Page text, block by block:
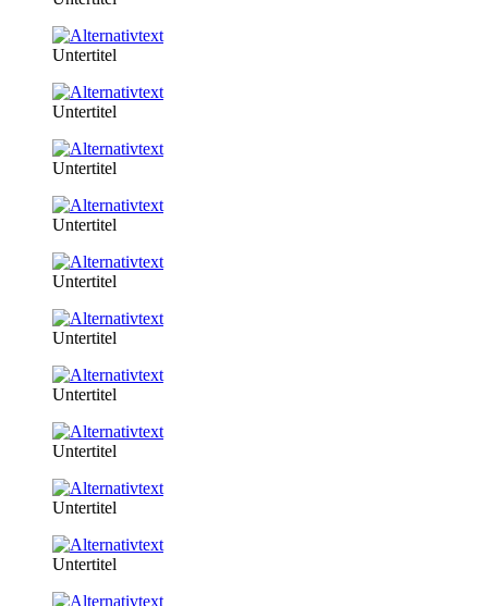
Untertitel
Untertitel
Untertitel
Untertitel
Untertitel
Untertitel
Untertitel
Untertitel
Untertitel
Untertitel